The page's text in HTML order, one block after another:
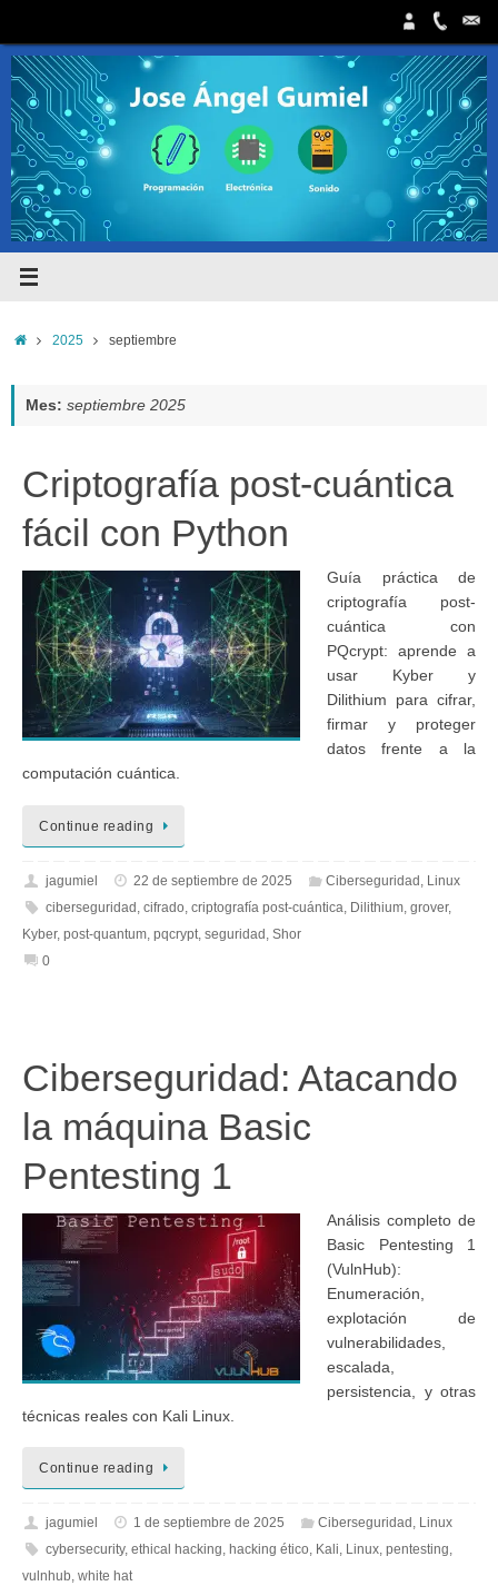
contenido
Inicio2025 septiembre
Mes: septiembre 2025
Criptografía post-cuántica
fácil con Python
Guía práctica de
criptografía post-
cuántica con
PQcrypt: aprende a
usar Kyber y
Dilithium para cifrar,
firmar y proteger
datos frente a la
computación cuántica.
Continue reading
jagumiel 22 de septiembre de 2025 Ciberseguridad , Linux
ciberseguridad , cifrado, criptografía post-cuántica, Dilithium, grover,
Kyber, post-quantum, pqcrypt, seguridad , Shor
0
Ciberseguridad: Atacando
la máquina Basic
Pentesting 1
Análisis completo de
Basic Pentesting 1
(VulnHub):
Enumeración,
explotación de
vulnerabilidades,
escalada,
persistencia, y otras
técnicas reales con Kali Linux.
Continue reading
jagumiel 1 de septiembre de 2025 Ciberseguridad , Linux
cybersecurity, ethical hacking, hacking ético, Kali, Linux, pentesting,
vulnhub, white hat